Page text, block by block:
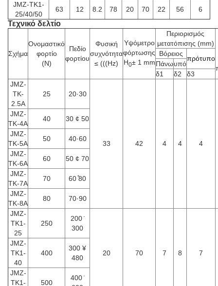
JMZ-TK1-
25/40/50
63 12 8.2 78 20 70 22 56 6
Τεχνικό δελτίο
Σχήμα
Ονομαστικό
φορτίο
(Ν)
Πεδίο
φορτίου
Φυσική
συχνότητα
≤ (((Hz)
Υψόμετρο
φόρτωσης
H0± 1 mm
Περιορισμός
μετατόπισης (mm)
Βόρειος
πρότυπο
Πάνωυπό
δ1
δ2
δ3
JMZ-
TK-
2.5A
25 20·30
33 42 4 4 4
JMZ-
TK-4A
40
30 ¢ 50
JMZ-
TK-5A
50
40·60
JMZ-
TK-6A
60
50 ¢ 70
JMZ-
TK-7A
70
60 ̊80
JMZ-
TK-8A
80
70·90
JMZ-
TK1-
25
250
200 ̇
300
20 70 7 8 7
JMZ-
TK1-
40
400
300 ¥
480
JMZ-
TK1-
500
400 ̇